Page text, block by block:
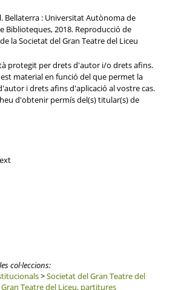
Bellaterra : Universitat Autònoma de
Biblioteques, 2018. Reproducció de
la Societat del Gran Teatre del Liceu
protegit per drets d'autor i/o drets afins.
material en funció del que permet la
i drets afins d'aplicació al vostre cas.
d'obtenir permís del(s) titular(s) de
col·leccions:
>Societat del Gran Teatre del
Teatre del Liceu, partitures